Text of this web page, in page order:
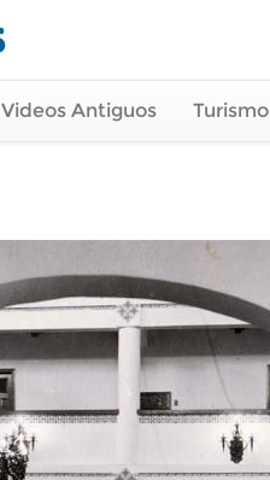
Videos Antiguos Turismo